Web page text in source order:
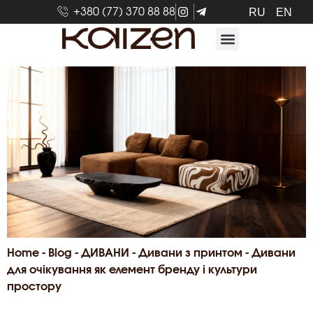
+380 (77) 370 88 88 RU EN
Home - Blog - ДИВАНИ - Дивани з принтом - Дивани
для очікування як елемент бренду і культури
простору